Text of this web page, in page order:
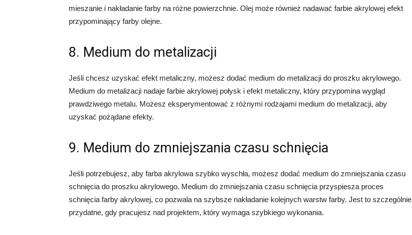
mieszanie i nakładanie farby na różne powierzchnie. Olej może również nadawać farbie akrylowej efekt
przypominający farby olejne.
8. Medium do metalizacji
Jeśli chcesz uzyskać efekt metaliczny, możesz dodać medium do metalizacji do proszku akrylowego.
Medium do metalizacji nadaje farbie akrylowej połysk i efekt metaliczny, który przypomina wygląd
prawdziwego metalu. Możesz eksperymentować z różnymi rodzajami medium do metalizacji, aby
uzyskać pożądane efekty.
9. Medium do zmniejszania czasu schnięcia
Jeśli potrzebujesz, aby farba akrylowa szybko wyschła, możesz dodać medium do zmniejszania czasu
schnięcia do proszku akrylowego. Medium do zmniejszania czasu schnięcia przyspiesza proces
schnięcia farby akrylowej, co pozwala na szybsze nakładanie kolejnych warstw farby. Jest to szczególnie
przydatne, gdy pracujesz nad projektem, który wymaga szybkiego wykonania.